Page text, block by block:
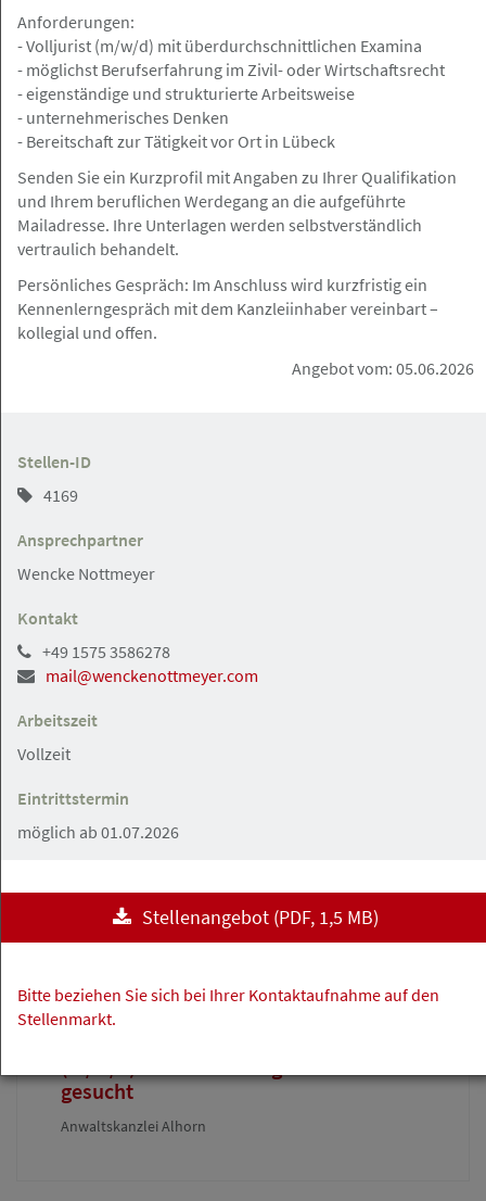
Hamburg, Berlin, Frankfurt a.M, Nürnberg
07.08.2026
Volljurist / Jurist (m/w/d) für die
außergerichtliche Schadenregulierung
Regressbearbeitung
Rechtsanwälte Johannsen PartG mbB
07.08.2026
Rechtsanwalt (m/w/d) im Bereich
Verkehrsrecht
07.08.2026
Rechtsanwaltsfachangestellte (m/w/d)
Rechtsanwälte Johannsen PartG mbB
06.08.2026
gesucht
Anwaltskanzlei Alhorn
Anforderungen:
- Volljurist (m/w/d) mit überdurchschnittlichen Examina
- möglichst Berufserfahrung im Zivil- oder Wirtschaftsrecht
- eigenständige und strukturierte Arbeitsweise
- unternehmerisches Denken
- Bereitschaft zur Tätigkeit vor Ort in Lübeck
Senden Sie ein Kurzprofil mit Angaben zu Ihrer Qualifikation
und Ihrem beruflichen Werdegang an die aufgeführte
Mailadresse. Ihre Unterlagen werden selbstverständlich
vertraulich behandelt.
Persönliches Gespräch: Im Anschluss wird kurzfristig ein
Kennenlerngespräch mit dem Kanzleiinhaber vereinbart –
kollegial und offen.
Angebot vom: 05.06.2026
Stellen-ID
4169
Ansprechpartner
Wencke Nottmeyer
Kontakt
+49 1575 3586278
mail@wenckenottmeyer.com
Arbeitszeit
Vollzeit
Eintrittstermin
möglich ab 01.07.2026
Stellenangebot (PDF, 1,5 MB)
Bitte beziehen Sie sich bei Ihrer Kontaktaufnahme auf den
Stellenmarkt.